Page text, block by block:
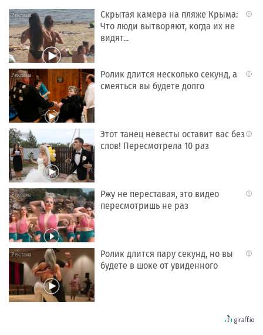
i
Скрытая камера на пляже Крыма:
Что люди вытворяют, когда их не
видят...
i
Ролик длится несколько секунд, а
смеяться вы будете долго
i
Этот танец невесты оставит вас без
слов! Пересмотрела 10 раз
i
Ржу не переставая, это видео
пересмотришь не раз
i
Ролик длится пару секунд, но вы
будете в шоке от увиденного